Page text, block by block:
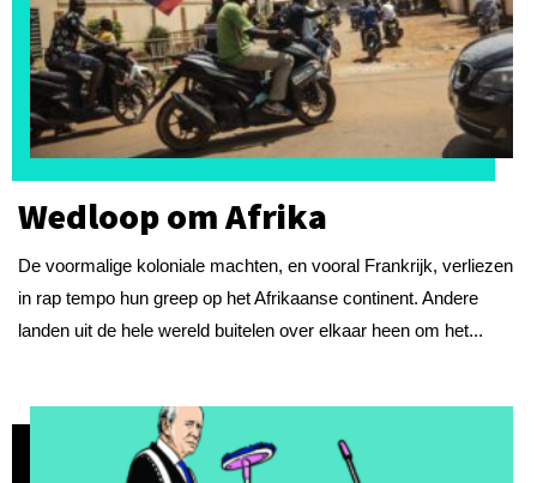
Wedloop om Afrika
De voormalige koloniale machten, en vooral Frankrijk, verliezen
in rap tempo hun greep op het Afrikaanse continent. Andere
landen uit de hele wereld buitelen over elkaar heen om het...